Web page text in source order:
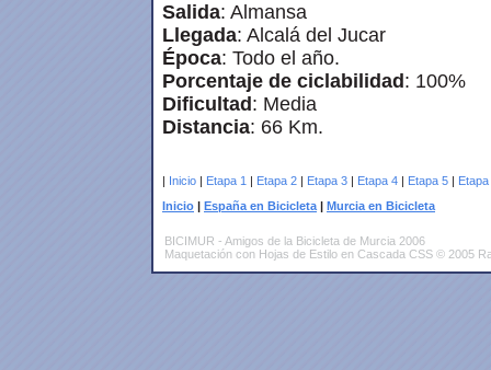
Salida: Almansa
Llegada: Alcalá del Jucar
Época: Todo el año.
Porcentaje de ciclabilidad : 100%
Dificultad : Media
Distancia: 66 Km.
| Inicio | Etapa 1 | Etapa 2 | Etapa 3 | Etapa 4 | Etapa 5 | Etapa
Inicio | España en Bicicleta | Murcia en Bicicleta
BICIMUR - Amigos de la Bicicleta de Murcia 2006
Maquetación con Hojas de Estilo en Cascada CSS © 2005